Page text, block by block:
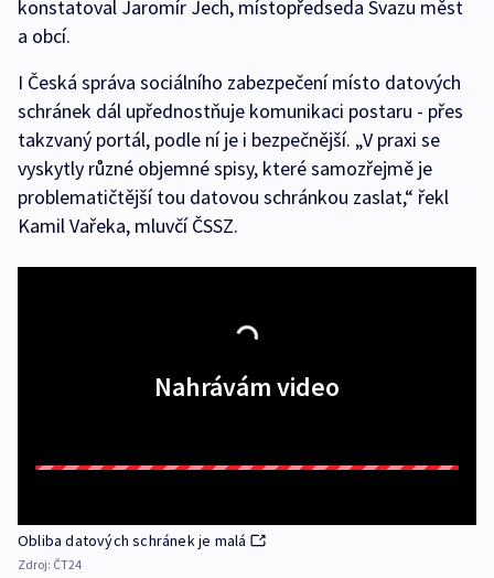
konstatoval Jaromír Jech, místopředseda Svazu měst
a obcí.
I Česká správa sociálního zabezpečení místo datových
schránek dál upřednostňuje komunikaci postaru - přes
takzvaný portál, podle ní je i bezpečnější. „V praxi se
vyskytly různé objemné spisy, které samozřejmě je
problematičtější tou datovou schránkou zaslat,“ řekl
Kamil Vařeka, mluvčí ČSSZ.
Nahrávám video
Obliba datových schránek je malá
Zdroj: ČT24